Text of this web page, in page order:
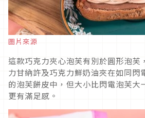
圖片來源
這款巧克力夾心泡芙有別於圓形泡芙
力甘納許及巧克力鮮奶油夾在如同閃
的泡芙餅皮中，但大小比閃電泡芙大
更有滿足感。